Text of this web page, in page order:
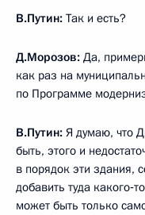
В.Путин: Так и есть?
Д.Морозов: Да,
как раз на
по Программе
В.Путин: Я думаю, что
быть, этого и
в порядок эти здания,
добавить туда
может быть только